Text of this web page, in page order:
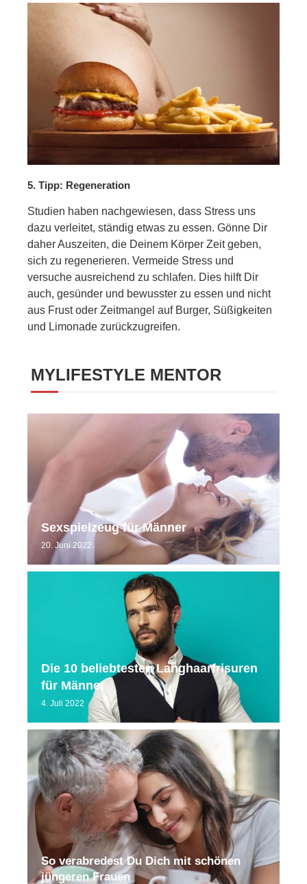
5. Tipp: Regeneration
Studien haben nachgewiesen, dass Stress uns
dazu verleitet, ständig etwas zu essen. Gönne Dir
daher Auszeiten, die Deinem Körper Zeit geben,
sich zu regenerieren. Vermeide Stress und
versuche ausreichend zu schlafen. Dies hilft Dir
auch, gesünder und bewusster zu essen und nicht
aus Frust oder Zeitmangel auf Burger, Süßigkeiten
und Limonade zurückzugreifen.
MYLIFESTYLE MENTOR
Sexspielzeug für Männer
20. Juni 2022
Die 10 beliebtesten Langhaarfrisuren
für Männer
4. Juli 2022
So verabredest Du Dich mit schönen
jüngeren Frauen